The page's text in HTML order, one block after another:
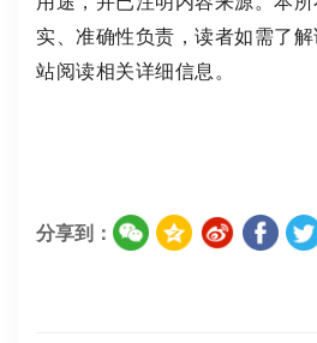
实、准确性负责，读者如需了
站阅读相关详细信息。
分享到：